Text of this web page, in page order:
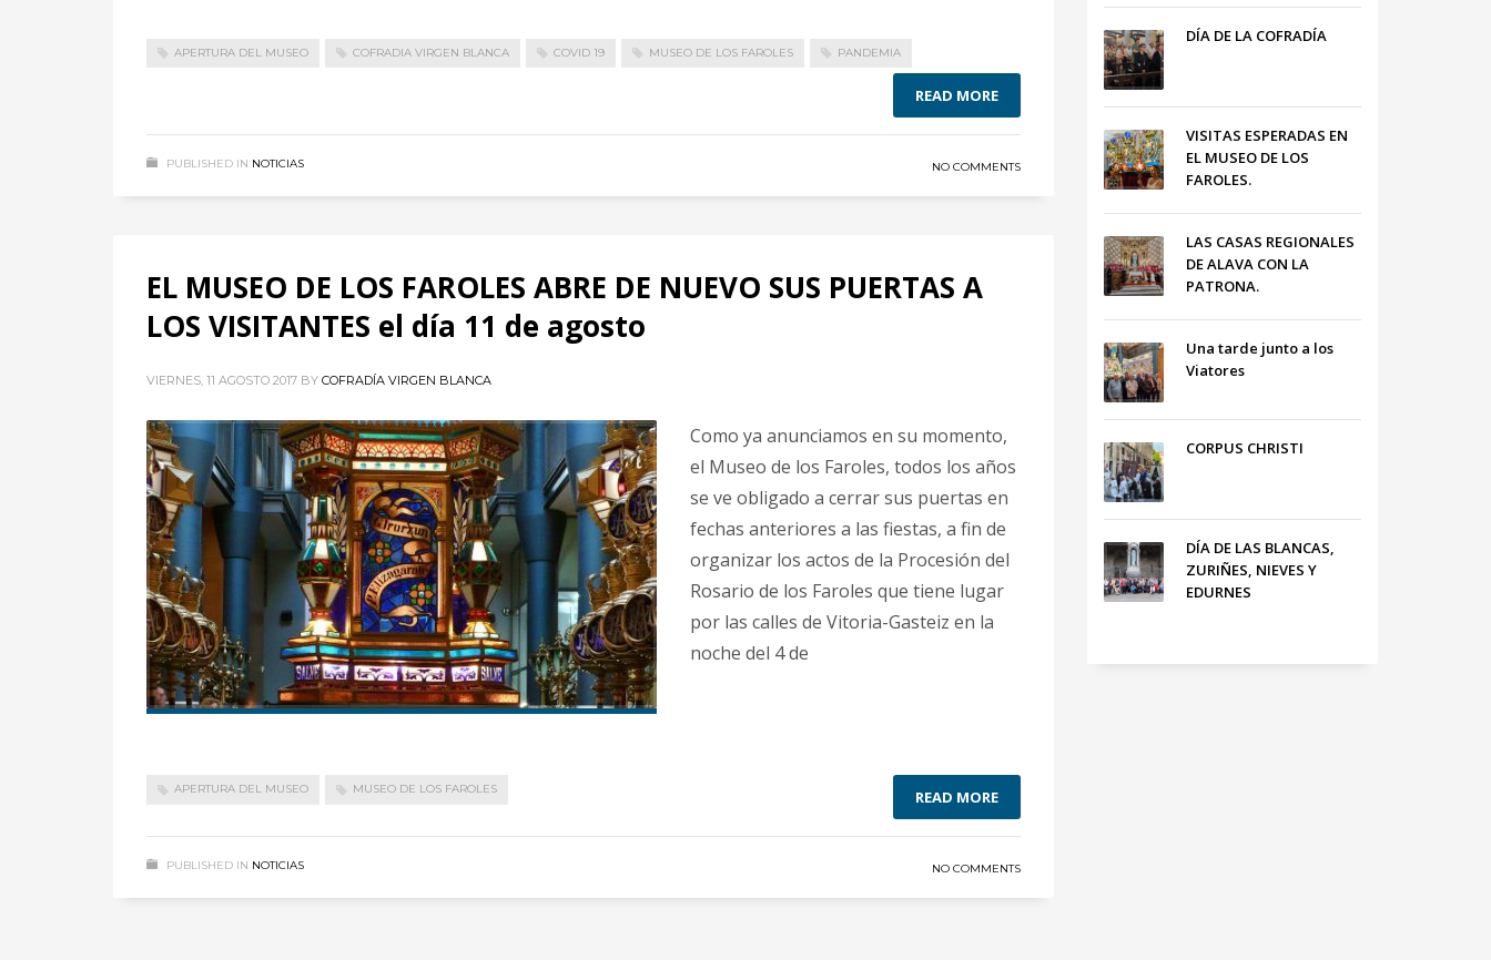
APERTURA DEL MUSEO COFRADIA VIRGEN BLANCA COVID 19 MUSEO DE LOS FAROLES PANDEMIA
READ MORE
PUBLISHED IN NOTICIAS NO COMMENTS
EL MUSEO DE LOS FAROLES ABRE DE NUEVO SUS PUERTAS A
LOS VISITANTES el día 11 de agosto
VIERNES, 11 AGOSTO 2017 BY COFRADÍA VIRGEN BLANCA
Como ya anunciamos en su momento,
el Museo de los Faroles, todos los años
se ve obligado a cerrar sus puertas en
fechas anteriores a las fiestas, a fin de
organizar los actos de la Procesión del
Rosario de los Faroles que tiene lugar
por las calles de Vitoria-Gasteiz en la
noche del 4 de
APERTURA DEL MUSEO MUSEO DE LOS FAROLES READ MORE
PUBLISHED IN NOTICIAS NO COMMENTS
DÍA DE LA COFRADÍA
VISITAS ESPERADAS EN
EL MUSEO DE LOS
FAROLES.
LAS CASAS REGIONALES
DE ALAVA CON LA
PATRONA.
Una tarde junto a los
Viatores
CORPUS CHRISTI
DÍA DE LAS BLANCAS,
ZURIÑES, NIEVES Y
EDURNES